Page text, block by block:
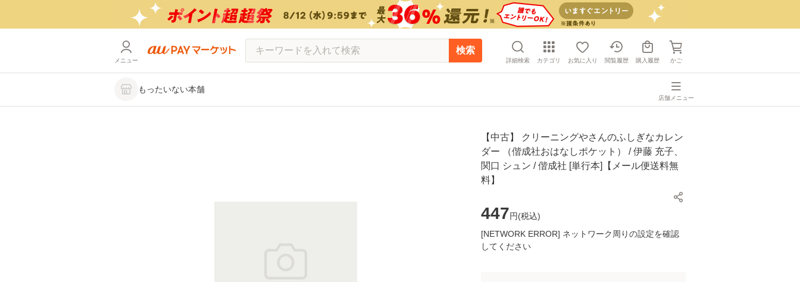
メニュー
検索
詳細検索 カテゴリ お気に入り 閲覧履歴 購入履歴 かご
もったいない本舗
店舗メニュー
【中古】 クリーニングやさんのふしぎなカレン
ダー （偕成社おはなしポケット） / 伊藤 充子、
関口 シュン / 偕成社 [単行本]【メール便送料無
料】
447円(税込)
[NETWORK ERROR] ネットワーク周りの設定を確認
してください